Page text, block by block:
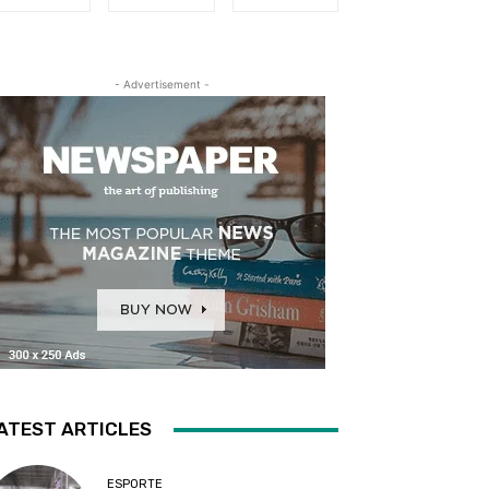
- Advertisement -
ARTICLES
ESPORTE